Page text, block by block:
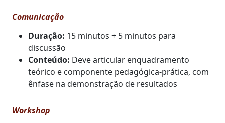
Comunicação
Duração: 15 minutos + 5 minutos para
discussão
Conteúdo: Deve articular enquadramento
teórico e componente pedagógica-prática, com
ênfase na demonstração de resultados
Workshop